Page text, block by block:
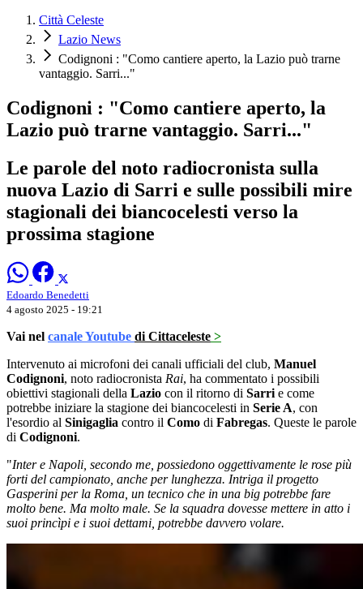
Città Celeste
Lazio News
Codignoni : "Como cantiere aperto, la Lazio può trarne
vantaggio. Sarri..."
Codignoni : "Como cantiere aperto, la
Lazio può trarne vantaggio. Sarri..."
Le parole del noto radiocronista sulla
nuova Lazio di Sarri e sulle possibili mire
stagionali dei biancocelesti verso la
prossima stagione
Edoardo Benedetti
4 agosto 2025 - 19:21
Vai nel canale Youtube di Cittaceleste >
Intervenuto ai microfoni dei canali ufficiali del club, Manuel
Codignoni, noto radiocronista Rai, ha commentato i possibili
obiettivi stagionali della Lazio con il ritorno di Sarri e come
potrebbe iniziare la stagione dei biancocelesti in Serie A, con
l'esordio al Sinigaglia contro il Como di Fabregas. Queste le parole
di Codignoni.
"Inter e Napoli, secondo me, possiedono oggettivamente le rose più
forti del campionato, anche per lunghezza. Intriga il progetto
Gasperini per la Roma, un tecnico che in una big potrebbe fare
molto bene. Ma molto male. Se la squadra dovesse mettere in atto i
suoi princìpi e i suoi dettami, potrebbe davvero volare.